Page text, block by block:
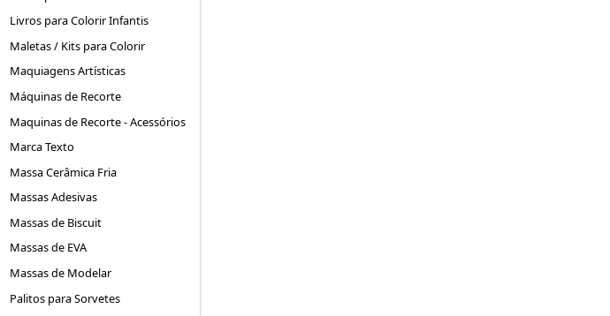
Livros para Colorir Infantis
Maletas / Kits para Colorir
Maquiagens Artísticas
Máquinas de Recorte
Maquinas de Recorte - Acessórios
Marca Texto
Massa Cerâmica Fria
Massas Adesivas
Massas de Biscuit
Massas de EVA
Massas de Modelar
Palitos para Sorvetes